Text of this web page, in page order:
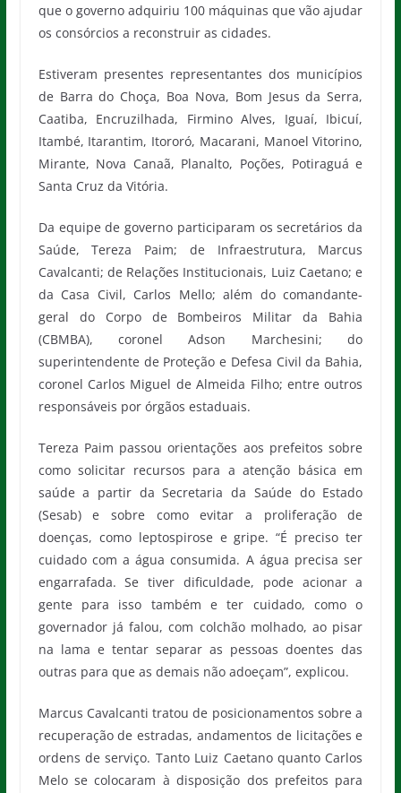
que o governo adquiriu 100 máquinas que vão ajudar
os consórcios a reconstruir as cidades.
Estiveram presentes representantes dos municípios
de Barra do Choça, Boa Nova, Bom Jesus da Serra,
Caatiba, Encruzilhada, Firmino Alves, Iguaí, Ibicuí,
Itambé, Itarantim, Itororó, Macarani, Manoel Vitorino,
Mirante, Nova Canaã, Planalto, Poções, Potiraguá e
Santa Cruz da Vitória.
Da equipe de governo participaram os secretários da
Saúde, Tereza Paim; de Infraestrutura, Marcus
Cavalcanti; de Relações Institucionais, Luiz Caetano; e
da Casa Civil, Carlos Mello; além do comandante-
geral do Corpo de Bombeiros Militar da Bahia
(CBMBA), coronel Adson Marchesini; do
superintendente de Proteção e Defesa Civil da Bahia,
coronel Carlos Miguel de Almeida Filho; entre outros
responsáveis por órgãos estaduais.
Tereza Paim passou orientações aos prefeitos sobre
como solicitar recursos para a atenção básica em
saúde a partir da Secretaria da Saúde do Estado
(Sesab) e sobre como evitar a proliferação de
doenças, como leptospirose e gripe. “É preciso ter
cuidado com a água consumida. A água precisa ser
engarrafada. Se tiver dificuldade, pode acionar a
gente para isso também e ter cuidado, como o
governador já falou, com colchão molhado, ao pisar
na lama e tentar separar as pessoas doentes das
outras para que as demais não adoeçam”, explicou.
Marcus Cavalcanti tratou de posicionamentos sobre a
recuperação de estradas, andamentos de licitações e
ordens de serviço. Tanto Luiz Caetano quanto Carlos
Melo se colocaram à disposição dos prefeitos para